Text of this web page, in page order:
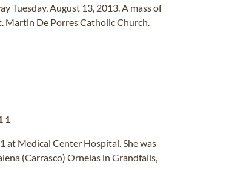
Tuesday, August 13, 2013. A mass of
Martin De Porres Catholic Church.
at Medical Center Hospital. She was
(Carrasco) Ornelas in Grandfalls,